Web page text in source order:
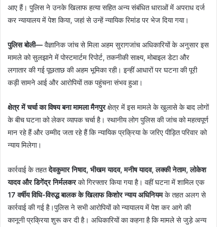
आए हैं। पुलिस ने उनके खिलाफ हत्या सहित अन्य संबंधित धाराओं में अपराध दर्ज
कर न्यायालय में पेश किया, जहां से उन्हें न्यायिक रिमांड पर भेज दिया गया।
पुलिस बोली—वैज्ञानिक जांच से मिला अहम सुरागजांच अधिकारियों के अनुसार इस
मामले को सुलझाने में पोस्टमार्टम रिपोर्ट, तकनीकी साक्ष्य, मोबाइल डेटा और
लगातार की गई पूछताछ की अहम भूमिका रही। इन्हीं आधारों पर घटना की पूरी
कड़ी सामने आई और आरोपियों तक पहुंचना संभव हुआ।
क्षेत्र में चर्चा का विषय बना मामला मैनपुरक्षेत्र में इस मामले के खुलासे के बाद लोगों
के बीच घटना को लेकर व्यापक चर्चा है। स्थानीय लोग पुलिस की जांच को महत्वपूर्ण
मान रहे हैं और उम्मीद जता रहे हैं कि न्यायिक प्रक्रिया के जरिए पीड़ित परिवार को
न्याय मिलेगा।
कार्रवाई के तहतदेवकुमार निषाद, भीखम यादव, मनीष यादव, लक्की नेताम, लोकेश
यादव और डिगेंद्र निर्मलकरको गिरफ्तार किया गया है। वहीं घटना में शामिल एक
17 वर्षीय विधि-विरुद्ध बालक के खिलाफ किशोर न्याय अधिनियमके तहत अलग से
कार्रवाई की गई है।पुलिस ने सभी आरोपियों को न्यायालय में पेश कर आगे की
कानूनी प्रक्रिया शुरू कर दी है। अधिकारियों का कहना है कि मामले से जुड़े अन्य